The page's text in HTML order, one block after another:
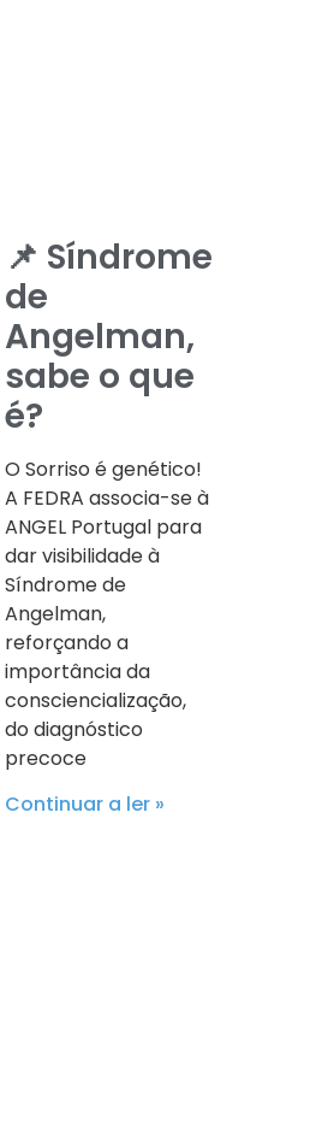
📌 Síndrome
de
Angelman,
sabe o que
é?
O Sorriso é genético!
A FEDRA associa-se à
ANGEL Portugal para
dar visibilidade à
Síndrome de
Angelman,
reforçando a
importância da
consciencialização,
do diagnóstico
precoce
Continuar a ler »